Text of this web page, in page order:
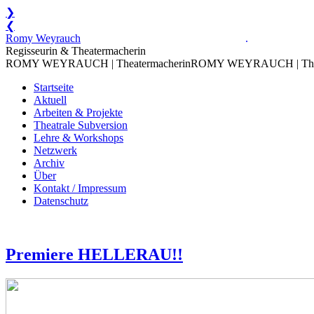
❯
❮
.
Zum
Inhalt
springen
Romy Weyrauch
Regisseurin & Theatermacherin
ROMY WEYRAUCH | TheatermacherinROMY WEYRAUCH |
Startseite
Aktuell
Arbeiten & Projekte
Theatrale Subversion
Lehre & Workshops
Netzwerk
Archiv
Über
Kontakt / Impressum
Datenschutz
Premiere HELLERAU!!